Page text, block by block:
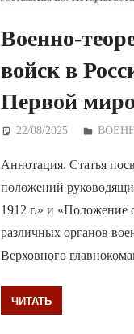
Военно-
войск в
Первой
22/08/2025
Аннотация. Статья
положений
1912 г.» и «Положение
различных органов
Верховного
ЧИТАТЬ